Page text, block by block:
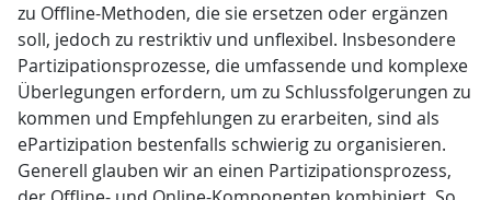
zu Offline-Methoden, die sie ersetzen oder ergänzen
soll, jedoch zu restriktiv und unflexibel. Insbesondere
Partizipationsprozesse, die umfassende und komplexe
Überlegungen erfordern, um zu Schlussfolgerungen zu
kommen und Empfehlungen zu erarbeiten, sind als
ePartizipation bestenfalls schwierig zu organisieren.
Generell glauben wir an einen Partizipationsprozess,